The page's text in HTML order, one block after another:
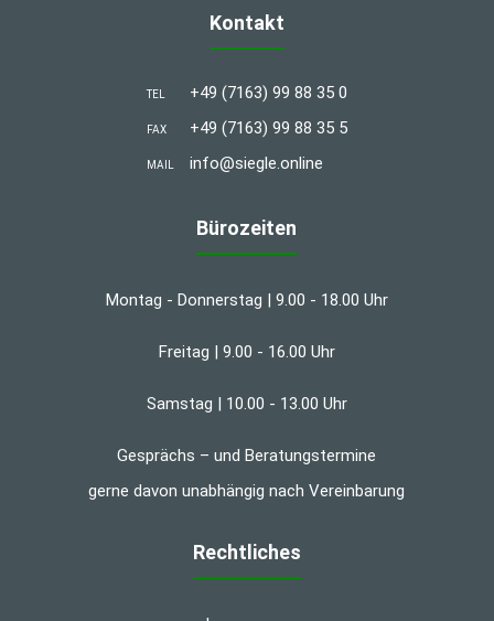
Kontakt
TEL +49 (7163) 99 88 35 0
FAX +49 (7163) 99 88 35 5
MAIL info@siegle.online
Bürozeiten
Montag - Donnerstag | 9.00 - 18.00 Uhr
Freitag | 9.00 - 16.00 Uhr
Samstag | 10.00 - 13.00 Uhr
Gesprächs – und Beratungstermine
gerne davon unabhängig nach Vereinbarung
Rechtliches